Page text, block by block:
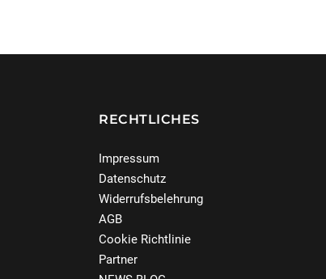
RECHTLICHES
Impressum
Datenschutz
Widerrufsbelehrung
AGB
Cookie Richtlinie
Partner